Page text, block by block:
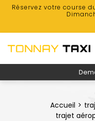
Réservez votre course
Accueil
trajet